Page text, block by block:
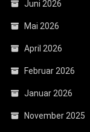
Juni 2026
Mai 2026
April 2026
Februar 2026
Januar 2026
November 2025